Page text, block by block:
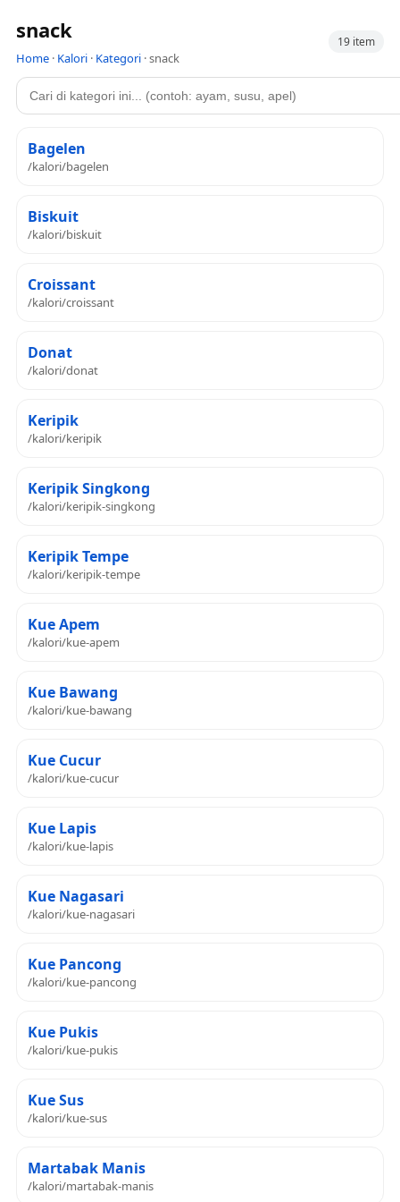
snack
Home · Kalori · Kategori ·snack
19 item
Bagelen
/kalori/bagelen
Biskuit
/kalori/biskuit
Croissant
/kalori/croissant
Donat
/kalori/donat
Keripik
/kalori/keripik
Keripik Singkong
/kalori/keripik-singkong
Keripik Tempe
/kalori/keripik-tempe
Kue Apem
/kalori/kue-apem
Kue Bawang
/kalori/kue-bawang
Kue Cucur
/kalori/kue-cucur
Kue Lapis
/kalori/kue-lapis
Kue Nagasari
/kalori/kue-nagasari
Kue Pancong
/kalori/kue-pancong
Kue Pukis
/kalori/kue-pukis
Kue Sus
/kalori/kue-sus
Martabak Manis
/kalori/martabak-manis